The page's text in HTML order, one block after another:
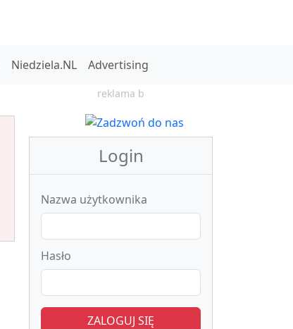
Niedziela.NL
Advertising
reklama b
Login
Nazwa użytkownika
Hasło
ZALOGUJ SIĘ